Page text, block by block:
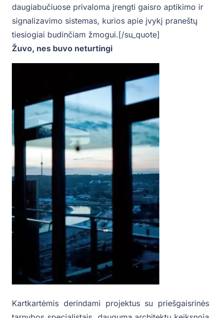
daugiabučiuose privaloma įrengti gaisro aptikimo ir
signalizavimo sistemas, kurios apie įvykį praneštų
tiesiogiai budinčiam žmogui.[/su_quote]
Žuvo, nes buvo neturtingi
Kartkartėmis derindami projektus su priešgaisrinės